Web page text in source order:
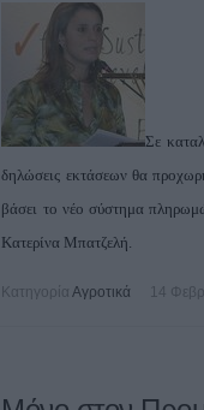
Σε
δηλώσεις εκτάσεων θα
βάσει το νέο σύστημα
Κατερίνα Μπατζελή.
Κατηγορία Αγροτικά 14